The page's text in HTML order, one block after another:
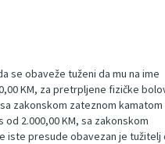
se obaveže tuženi da mu na ime
KM, za pretrpljene fizičke
zakonskom zateznom kamatom
2.000,00 KM, sa zakonskom
iste presude obavezan je tužitelj